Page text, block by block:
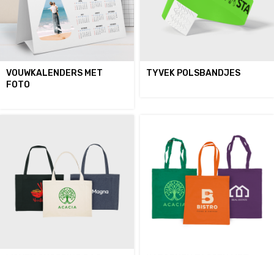
VOUWKALENDERS MET
FOTO
TYVEK POLSBANDJES